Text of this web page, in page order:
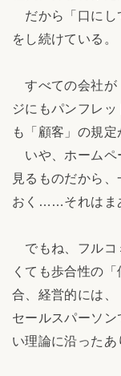
だから「口にし
をし続けている。
すべての会社が
ジにもパンフレ
も「顧客」の規定
いや、ホームペ
見るものだから
おく……それはま
でもね、フルコ
くても歩合性の
合、経営的には、
セールスパーソ
い理論に沿ったあ